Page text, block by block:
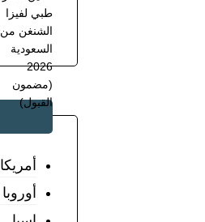
أمريكا
أوروبا